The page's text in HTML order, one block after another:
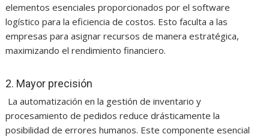
elementos esenciales proporcionados por el software
logístico para la eficiencia de costos. Esto faculta a las
empresas para asignar recursos de manera estratégica,
maximizando el rendimiento financiero.
2. Mayor precisión
La automatización en la gestión de inventario y
procesamiento de pedidos reduce drásticamente la
posibilidad de errores humanos. Este componente esencial